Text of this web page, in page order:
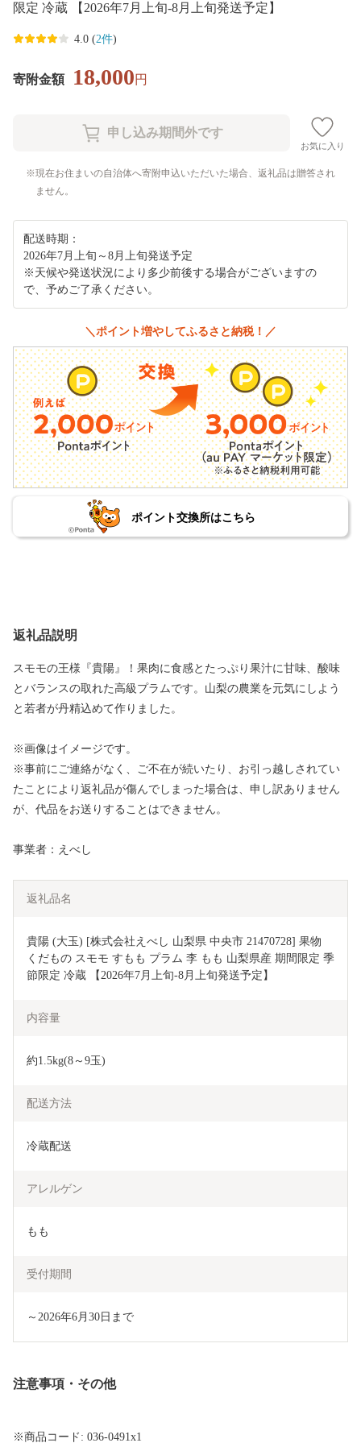
限定 冷蔵 【2026年7月上旬-8月上旬発送予定】
4.0 (2件)
寄附金額 18,000円
お気に入り
現在お住まいの自治体へ寄附申込いただいた場合、返礼品は贈答され
ません。
配送時期：
2026年7月上旬～8月上旬発送予定
※天候や発送状況により多少前後する場合がございますの
で、予めご了承ください。
＼ポイント増やしてふるさと納税！／
ポイント交換所はこちら
返礼品説明
スモモの王様『貴陽』！果肉に食感とたっぷり果汁に甘味、酸味
とバランスの取れた高級プラムです。山梨の農業を元気にしよう
と若者が丹精込めて作りました。
※画像はイメージです。
※事前にご連絡がなく、ご不在が続いたり、お引っ越しされてい
たことにより返礼品が傷んでしまった場合は、申し訳ありません
が、代品をお送りすることはできません。
事業者：えべし
返礼品名
貴陽 (大玉) [株式会社えべし 山梨県 中央市 21470728] 果物
くだもの スモモ すもも プラム 李 もも 山梨県産 期間限定 季
節限定 冷蔵 【2026年7月上旬-8月上旬発送予定】
内容量
約1.5kg(8～9玉)
配送方法
冷蔵配送
アレルゲン
もも
受付期間
～2026年6月30日まで
注意事項・その他
※商品コード: 036-0491x1